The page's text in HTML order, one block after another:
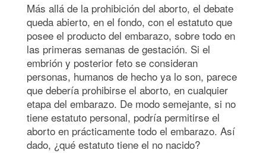
Más allá de la prohibición del aborto, el debate
queda abierto, en el fondo, con el estatuto que
posee el producto del embarazo, sobre todo en
las primeras semanas de gestación. Si el
embrión y posterior feto se consideran
personas, humanos de hecho ya lo son, parece
que debería prohibirse el aborto, en cualquier
etapa del embarazo. De modo semejante, si no
tiene estatuto personal, podría permitirse el
aborto en prácticamente todo el embarazo. Así
dado, ¿qué estatuto tiene el no nacido?